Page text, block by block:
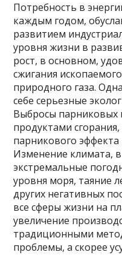
Потребность в
каждым годом,
развитием
уровня жизни в
рост, в основном,
сжигания
природного газа.
себе серьезные
Выбросы парниковых
продуктами
парникового
Изменение климата,
экстремальные
уровня моря, таяние
других негативных
все сферы жизни на
увеличение
традиционными
проблемы, а скорее